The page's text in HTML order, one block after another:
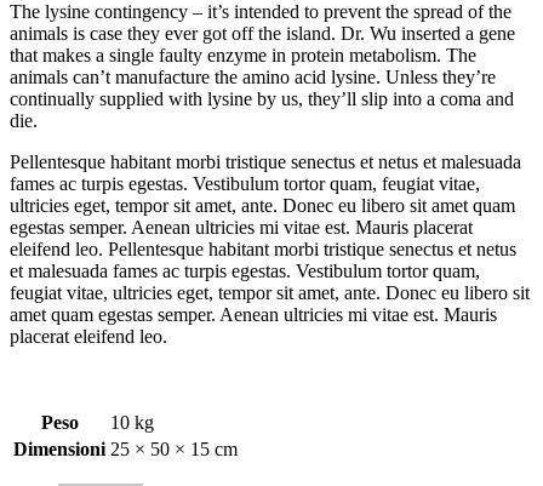
The lysine contingency – it’s intended to prevent the spread of the
animals is case they ever got off the island. Dr. Wu inserted a gene
that makes a single faulty enzyme in protein metabolism. The
animals can’t manufacture the amino acid lysine. Unless they’re
continually supplied with lysine by us, they’ll slip into a coma and
die.
Pellentesque habitant morbi tristique senectus et netus et malesuada
fames ac turpis egestas. Vestibulum tortor quam, feugiat vitae,
ultricies eget, tempor sit amet, ante. Donec eu libero sit amet quam
egestas semper. Aenean ultricies mi vitae est. Mauris placerat
eleifend leo. Pellentesque habitant morbi tristique senectus et netus
et malesuada fames ac turpis egestas. Vestibulum tortor quam,
feugiat vitae, ultricies eget, tempor sit amet, ante. Donec eu libero sit
amet quam egestas semper. Aenean ultricies mi vitae est. Mauris
placerat eleifend leo.
Peso
10 kg
Dimensioni 25 × 50 × 15 cm